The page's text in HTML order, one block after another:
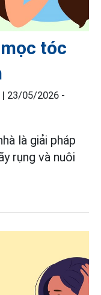
tóc
| 23/05/2026 -
là giải pháp
rụng và nuôi